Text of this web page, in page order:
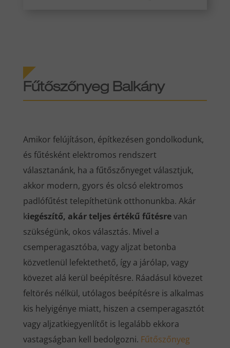
Fűtőszőnyeg Balkány
Amikor felújításon, építkezésen gondolkodunk,
és fűtésként elektromos rendszert
választanánk, ha a fűtőszőnyeget választjuk,
akkor modern, gyors és olcsó elektromos
padlófűtést telepíthetünk otthonunkba. Akár
kiegészítő, akár teljes értékű fűtésrevan
szükségünk, okos választás. Mivel a
csemperagasztóba, vagy aljzat betonba
közvetlenül lefektethető, így a járólap, vagy
kövezet alá kerül beépítésre. Ráadásul kövezet
feltörés nélkül, utólagos beépítésre is alkalmas
kis helyigénye miatt, hiszen a csemperagasztót
vagy aljzatkiegyenlítőt is legalább ekkora
vastagságban kell bedolgozni. Fűtőszőnyeg